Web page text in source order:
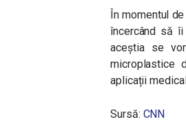
În momentul
încercând să
aceștia se
microplastice
aplicații
Sursă: CNN